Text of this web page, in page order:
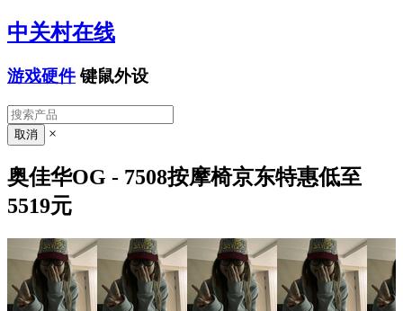
中关村在线
游戏硬件 键鼠外设
×
奥佳华OG - 7508按摩椅京东特惠低至
5519元